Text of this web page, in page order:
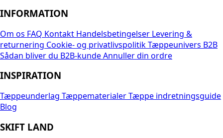
INFORMATION
Om os FAQ Kontakt Handelsbetingelser Levering &
returnering Cookie- og privatlivspolitikTæppeunivers B2B
Sådan bliver du B2B-kundeAnnuller din ordre
INSPIRATION
Tæppeunderlag TæppematerialerTæppe indretningsguide
Blog
SKIFT LAND